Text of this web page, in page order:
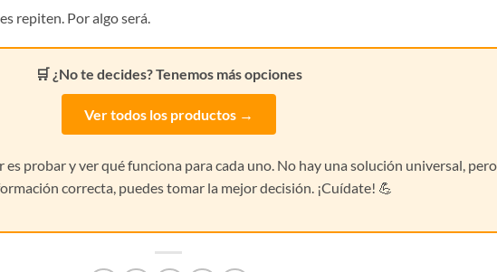
repiten. Por algo será.
🛒 ¿No te decides? Tenemos más opciones
Ver todos los productos →
es probar y ver qué funciona para cada uno. No hay una solución universal, pero
correcta, puedes tomar la mejor decisión. ¡Cuídate! 💪